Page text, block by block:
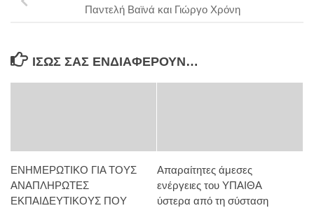
Παντελή Βαϊνά και Γιώργο Χρόνη
ΊΣΩΣ ΣΑΣ ΕΝΔΙΑΦΈΡΟΥΝ…
ΕΝΗΜΕΡΩΤΙΚΟ ΓΙΑ ΤΟΥΣ
ΑΝΑΠΛΗΡΩΤΕΣ
ΕΚΠΑΙΔΕΥΤΙΚΟΥΣ ΠΟΥ
Απαραίτητες άμεσες
ενέργειες του ΥΠΑΙΘΑ
ύστερα από τη σύσταση